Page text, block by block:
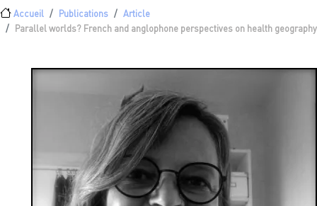
Fil d'Ariane
Accueil Publications
Article
Parallel worlds? French and anglophone perspectives on health geography